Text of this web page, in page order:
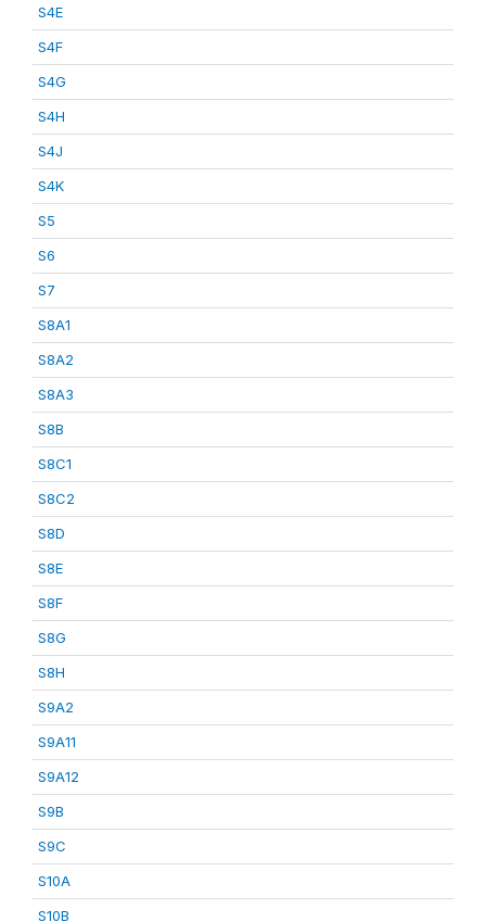
S4E
S4F
S4G
S4H
S4J
S4K
S5
S6
S7
S8A1
S8A2
S8A3
S8B
S8C1
S8C2
S8D
S8E
S8F
S8G
S8H
S9A2
S9A11
S9A12
S9B
S9C
S10A
S10B